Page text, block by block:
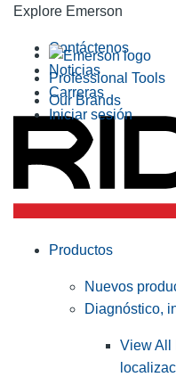
Explore Emerson
Professional Tools
Our Brands
Contáctenos
Noticias
Carreras
Iniciar sesión
Productos
Nuevos
Diagnóstico,
View All